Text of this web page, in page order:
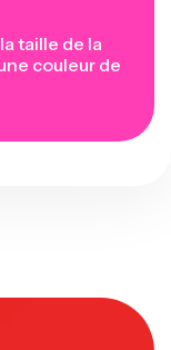
taille de la
couleur de